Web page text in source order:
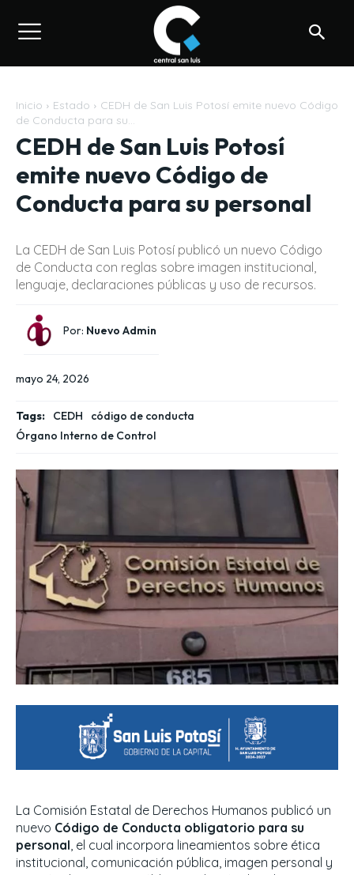
Inicio Estado
CEDH de San Luis Potosí emite nuevo Código
de Conducta para su...
CEDH de San Luis Potosí
emite nuevo Código de
Conducta para su personal
La CEDH de San Luis Potosí publicó un nuevo Código
de Conducta con reglas sobre imagen institucional,
lenguaje, declaraciones públicas y uso de recursos.
Por: Nuevo Admin
mayo 24, 2026
Tags: CEDH
código de conducta
Órgano Interno de Control
La Comisión Estatal de Derechos Humanos publicó un
nuevo Código de Conducta obligatorio para su
personal, el cual incorpora lineamientos sobre ética
institucional, comunicación pública, imagen personal y